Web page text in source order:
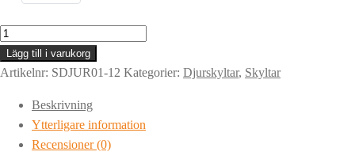
Skylt
HUND
Varning
hunden
Lägg till i varukorg
Artikelnr: SDJUR01-12 Kategorier: Djurskyltar, Skyltar
Beskrivning
Ytterligare information
Recensioner (0)